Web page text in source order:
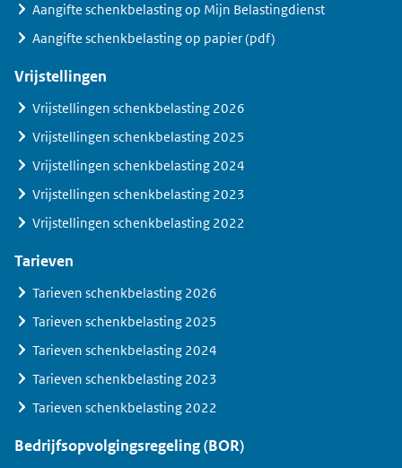
Aangifte schenkbelasting op Mijn Belastingdienst
Aangifte schenkbelasting op papier (pdf)
Vrijstellingen
Vrijstellingen schenkbelasting 2026
Vrijstellingen schenkbelasting 2025
Vrijstellingen schenkbelasting 2024
Vrijstellingen schenkbelasting 2023
Vrijstellingen schenkbelasting 2022
Tarieven
Tarieven schenkbelasting 2026
Tarieven schenkbelasting 2025
Tarieven schenkbelasting 2024
Tarieven schenkbelasting 2023
Tarieven schenkbelasting 2022
Bedrijfsopvolgingsregeling (BOR)